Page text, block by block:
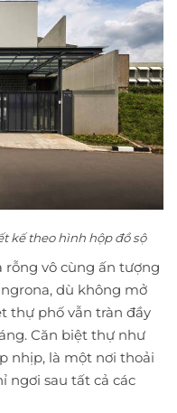
kế theo hình hộp đồ sộ
rỗng vô cùng ấn tượng
dù không mở
thự phố vẫn tràn đầy
Căn biệt thự như
nhịp, là một nơi thoải
ngơi sau tất cả các